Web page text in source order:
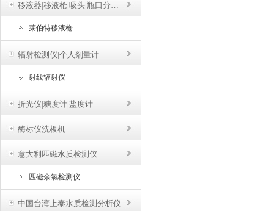
移液器|移液枪|吸头|瓶口分液器
莱伯特移液枪
辐射检测仪|个人剂量计
射线辐射仪
折光仪|糖度计|盐度计
酶标仪洗板机
意大利匹磁水质检测仪
匹磁余氯检测仪
中国台湾上泰水质检测分析仪